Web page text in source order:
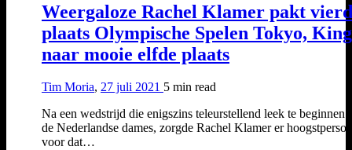
Weergaloze Rachel Klamer pakt
plaats Olympische Spelen Tokyo,
naar mooie elfde plaats
Tim Moria, 27 juli 2021 5 min read
Na een wedstrijd die enigszins teleurstellend leek te beginnen
de Nederlandse dames, zorgde Rachel Klamer er
voor dat…